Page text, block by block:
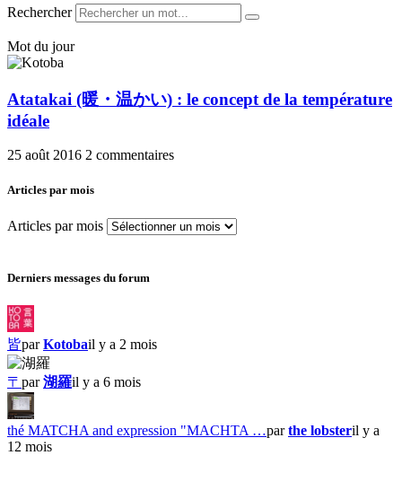
Rechercher
Mot du jour
Atatakai (暖・温かい) : le concept de la température
idéale
25 août 2016 2 commentaires
Articles par mois
Articles par mois
Derniers messages du forum
皆parKotobail y a 2 mois
〒 par湖羅il y a 6 mois
thé MATCHA and expression "MACHTA …parthe lobsteril y a
12 mois